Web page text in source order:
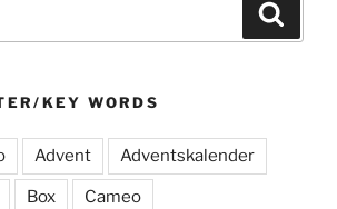
KEY WORDS
Advent Adventskalender
Box Cameo